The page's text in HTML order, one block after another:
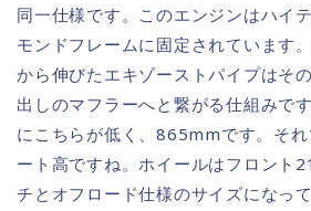
同一仕様です。このエンジンはハイ
モンドフレームに固定されています
から伸びたエキゾーストパイプはそ
出しのマフラーへと繋がる仕組みで
にこちらが低く、865mmです。そ
ート高ですね。ホイールはフロント
チとオフロード仕様のサイズになっ